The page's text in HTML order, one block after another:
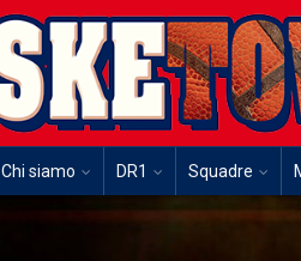
Chi siamo DR1 Squadre